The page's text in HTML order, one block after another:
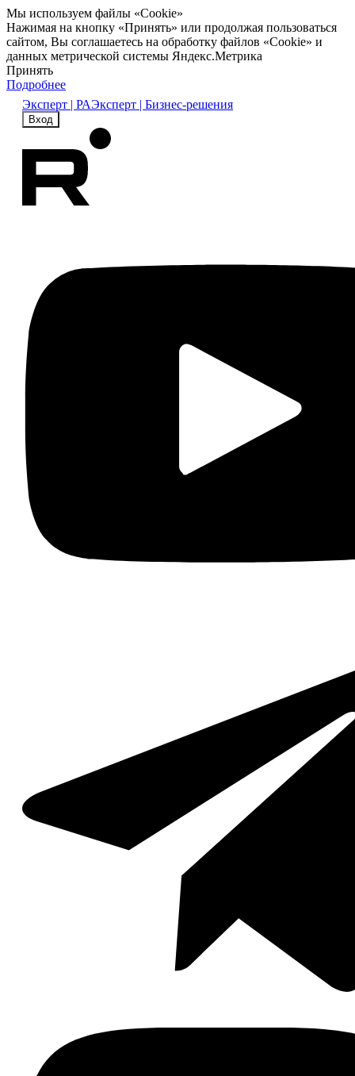
Мы используем файлы «Cookie»
Нажимая на кнопку «Принять» или продолжая пользоваться
сайтом, Вы соглашаетесь на обработку файлов «Cookie» и
данных метрической системы Яндекс.Метрика
Принять
Подробнее
Эксперт | РАЭксперт | Бизнес-решения
Вход